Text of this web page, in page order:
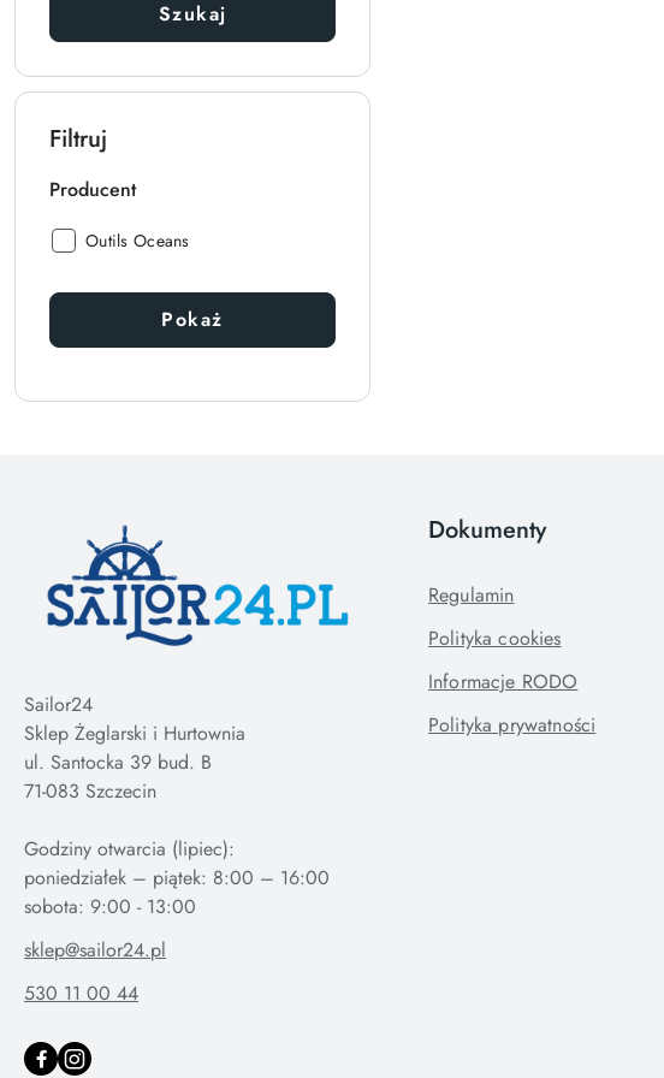
Szukaj
Filtruj
Producent
Producent:
Outils Oceans
Pokaż
Sailor24
Sklep Żeglarski i Hurtownia
ul. Santocka 39 bud. B
71-083 Szczecin
Godziny otwarcia (lipiec):
poniedziałek – piątek: 8:00 – 16:00
sklep@sailor24.pl
530 11 00 44
Dokumenty
Regulamin
Polityka cookies
Informacje RODO
Polityka prywatności